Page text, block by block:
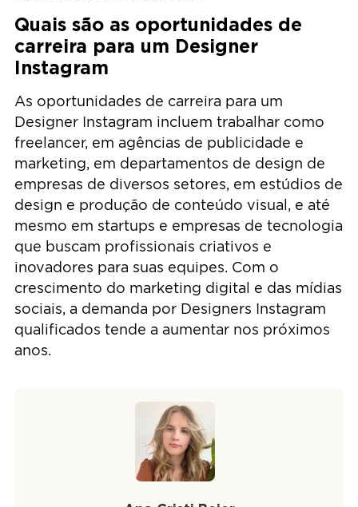
Quais são as oportunidades de
carreira para um Designer
Instagram
As oportunidades de carreira para um
Designer Instagram incluem trabalhar como
freelancer, em agências de publicidade e
marketing, em departamentos de design de
empresas de diversos setores, em estúdios de
design e produção de conteúdo visual, e até
mesmo em startups e empresas de tecnologia
que buscam profissionais criativos e
inovadores para suas equipes. Com o
crescimento do marketing digital e das mídias
sociais, a demanda por Designers Instagram
qualificados tende a aumentar nos próximos
anos.